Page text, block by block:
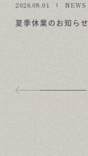
2026.08.01 NEWS
夏季休業のお知らせ